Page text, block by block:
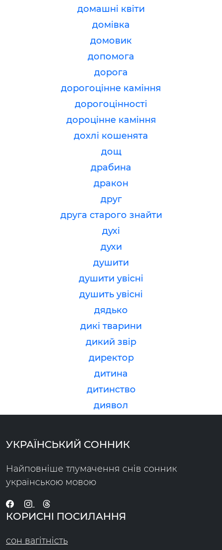
домашні квіти
домівка
домовик
допомога
дорога
дорогоцінне каміння
дорогоцінності
дороцінне каміння
дохлі кошенята
дощ
драбина
дракон
друг
друга старого знайти
духі
духи
душити
душити увісні
душить увісні
дядько
дикі тварини
дикий звір
директор
дитина
дитинство
диявол
УКРАЇНСЬКИЙ СОННИК
Найповніше тлумачення снів сонник
українською мовою
КОРИСНІ ПОСИЛАННЯ
сон вагітність